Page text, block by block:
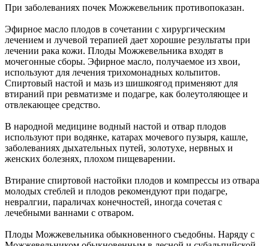
При заболеваниях почек Можжевельник противопоказан.
Эфирное масло плодов в сочетании с хирургическим
лечением и лучевой терапией дает хорошие результаты при
лечении рака кожи. Плоды Можжевельника входят в
мочегонные сборы. Эфирное масло, получаемое из хвои,
используют для лечения трихомонадных кольпитов.
Спиртовый настой и мазь из шишкоягод применяют для
втираний при ревматизме и подагре, как болеутоляющее и
отвлекающее средство.
В народной медицине водный настой и отвар плодов
используют при водянке, катарах мочевого пузыря, кашле,
заболеваниях дыхательных путей, золотухе, нервных и
женских болезнях, плохом пищеварении.
Втирание спиртовой настойки плодов и компрессы из отвара
молодых стеблей и плодов рекомендуют при подагре,
невралгии, параличах конечностей, иногда сочетая с
лечебными ваннами с отваром.
Плоды Можжевельника обыкновенного съедобны. Наряду с